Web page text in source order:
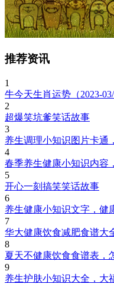
推荐资讯
1
牛今天生肖运势（2023-03/
2
超爆笑坑爹笑话故事
3
养生调理小知识图片卡通
4
春季养生健康小知识内容
5
开心一刻搞笑笑话故事
6
养生健康小知识文字，健
7
华大健康饮食减肥食谱大
8
夏天不健康饮食食谱表，
9
养生护肤小知识大全，大